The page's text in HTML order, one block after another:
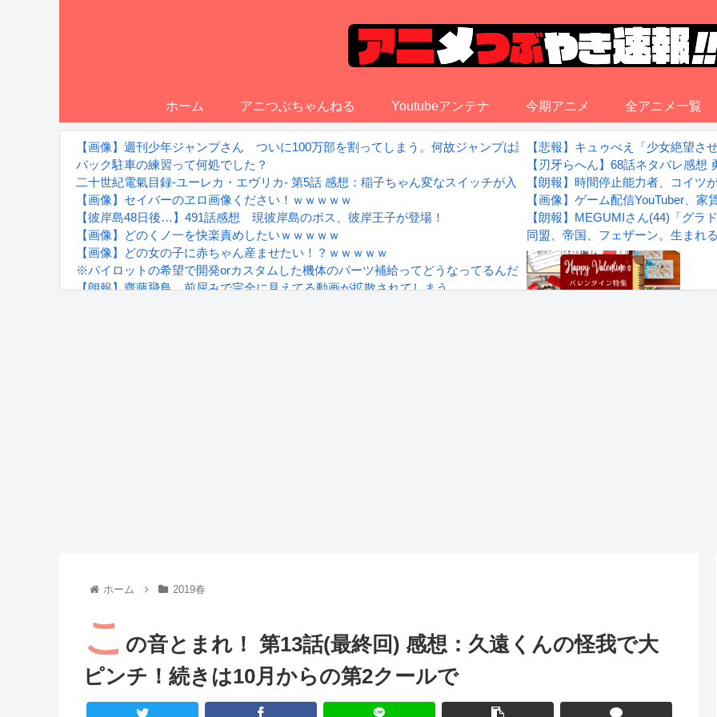
ホーム アニつぶちゃんねる Youtubeアンテナ 今期アニメ 全アニメ一覧
【画像】週刊少年ジャンプさん ついに100万部を割ってしまう。何故ジャンプは読まれなくなったのか
バック駐車の練習って何処でした？
二十世紀電氣目録-ユーレカ・エヴリカ- 第5話 感想：稲子ちゃん変なスイッチが入りっぱなし！
【画像】セイバーのヱロ画像ください！ｗｗｗｗｗ
【彼岸島48日後…】491話感想 現彼岸島のボス、彼岸王子が登場！
【画像】どのくノ一を快楽責めしたいｗｗｗｗｗ
【画像】どの女の子に赤ちゃん産ませたい！？ｗｗｗｗｗ
※パイロットの希望で開発orカスタムした機体のパーツ補給ってどうなってるんだろうか？
【朗報】齋藤飛鳥、前屈みで完全に見えてる動画が拡散されてしまう…
【悲報】キュゥべえ「少女絶望
【刃牙らへん】68話ネタバレ感想
【朗報】時間停止能力者、コイツ
【画像】ゲーム配信YouTuber、
【朗報】MEGUMIさん(44)「グラ
同盟、帝国、フェザーン。生まれ
ホーム 2019春
こ の音とまれ！ 第13話(最終回) 感想：久遠くんの怪我で大
ピンチ！続きは10月からの第2クールで